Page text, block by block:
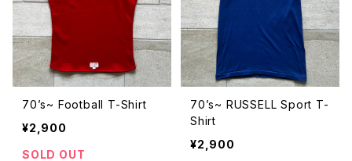
70’s~ Football T-Shirt
¥2,900
SOLD OUT
70’s~ RUSSELL Sport T-
Shirt
¥2,900